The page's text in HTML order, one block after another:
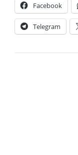
Facebook
Telegram